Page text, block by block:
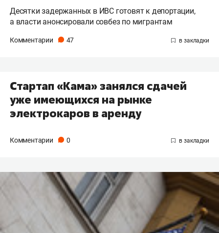
Десятки задержанных в ИВС готовят к депортации,
а власти анонсировали совбез по мигрантам
Комментарии 47
Стартап «Кама» занялся сдачей
уже имеющихся на рынке
электрокаров в аренду
Комментарии 0